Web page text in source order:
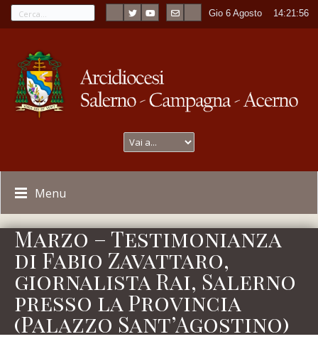
Gio 6 Agosto 14:21:56
Menu
Marzo – Testimonianza
di Fabio Zavattaro,
giornalista Rai, Salerno
presso la Provincia
(Palazzo Sant’Agostino)